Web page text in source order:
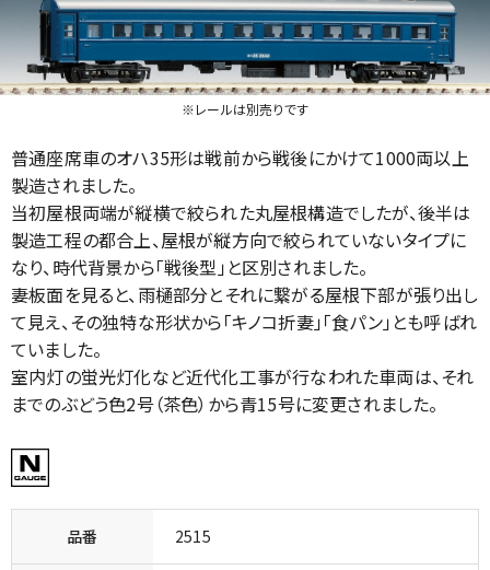
※レールは別売りです
普通座席車のオハ35形は戦前から戦後にかけて1000両以上
製造されました。
当初屋根両端が縦横で絞られた丸屋根構造でしたが、後半は
製造工程の都合上、屋根が縦方向で絞られていないタイプに
なり、時代背景から「戦後型」と区別されました。
妻板面を見ると、雨樋部分とそれに繋がる屋根下部が張り出し
て見え、その独特な形状から「キノコ折妻」「食パン」とも呼ばれ
ていました。
室内灯の蛍光灯化など近代化工事が行なわれた車両は、それ
までのぶどう色2号（茶色）から青15号に変更されました。
品番 2515